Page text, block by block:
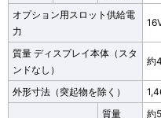
オプション用スロット供給電
力
質量 ディスプレイ本体（スタ
ンドなし）
約
外形寸法（突起物を除く）
質量
約